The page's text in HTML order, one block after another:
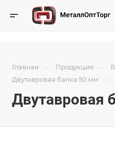
Главная — Продукция —
Двутавровая балка 50 мм —
Двутавровая